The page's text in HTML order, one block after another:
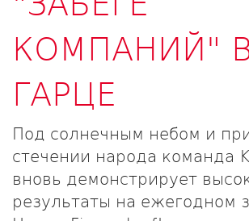
КОМПАНИЙ"
ГАРЦЕ
Под солнечным небом и
стечении народа команда
вновь демонстрирует
результаты на ежегодном